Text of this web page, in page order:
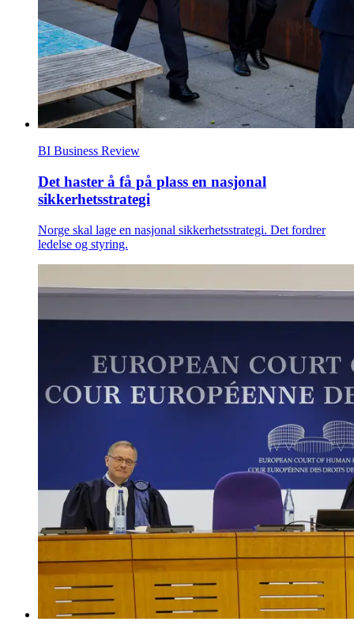
BI Business Review
Det haster å få på plass en nasjonal
sikkerhetsstrategi
Norge skal lage en nasjonal sikkerhetsstrategi. Det fordrer
ledelse og styring.